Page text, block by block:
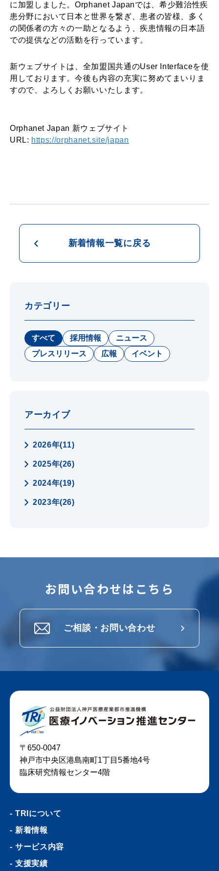
に加盟しました。Orphanet Japanでは、希少難治性疾
患分野において日本と世界を繋ぎ、患者の皆様、多く
の関係者の方々の一助となるよう、疾患情報の日本語
での提供などの活動を行っています。
新ウェブサイトは、全加盟国共通のUser Interfaceを使
用しております。今後も内容の充実に努めてまいりま
すので、よろしくお願いいたします。
Orphanet Japan 新ウェブサイト
URL: https://orphanet.site/japan
新着情報一覧に戻る
カテゴリー
すべて 採用情報
ニュース
プレスリリース
広報 イベント
アーカイブ
2026年(11)
2025年(26)
2024年(19)
2023年(26)
お問い合わせはこちら
ご相談・お問い合わせ
〒650-0047
神戸市中央区港島南町1丁目5番地4号
臨床研究情報センター4階
TRIについて
新着情報
サービス内容
支援実績